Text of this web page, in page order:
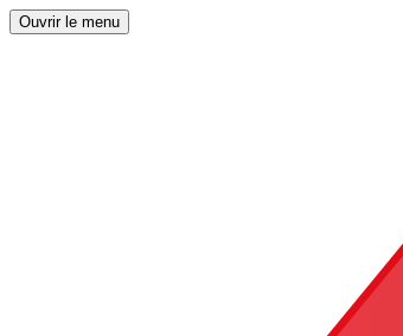
Ouvrir le menu